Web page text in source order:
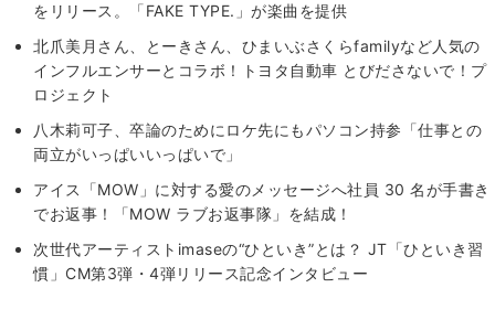
をリリース。「FAKE TYPE.」が楽曲を提供
北爪美月さん、とーきさん、ひまいぶさくらfamilyなど人気の
インフルエンサーとコラボ！トヨタ自動車 とびださないで！プ
ロジェクト
八木莉可子、卒論のためにロケ先にもパソコン持参「仕事との
両立がいっぱいいっぱいで」
アイス「MOW」に対する愛のメッセージへ社員 30 名が手書き
でお返事！「MOW ラブお返事隊」を結成！
次世代アーティストimaseの“ひといき”とは？ JT「ひといき習
慣」CM第3弾・4弾リリース記念インタビュー